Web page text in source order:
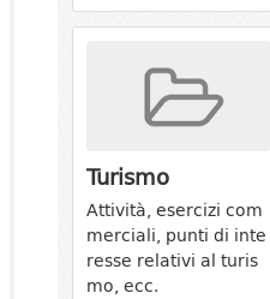
Turismo
Attività, esercizi com
merciali, punti di inte
resse relativi al turis
mo, ecc.